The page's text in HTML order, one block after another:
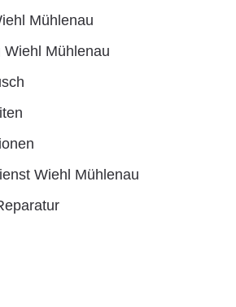
Mühlenau
Mühlenau
Wiehl Mühlenau